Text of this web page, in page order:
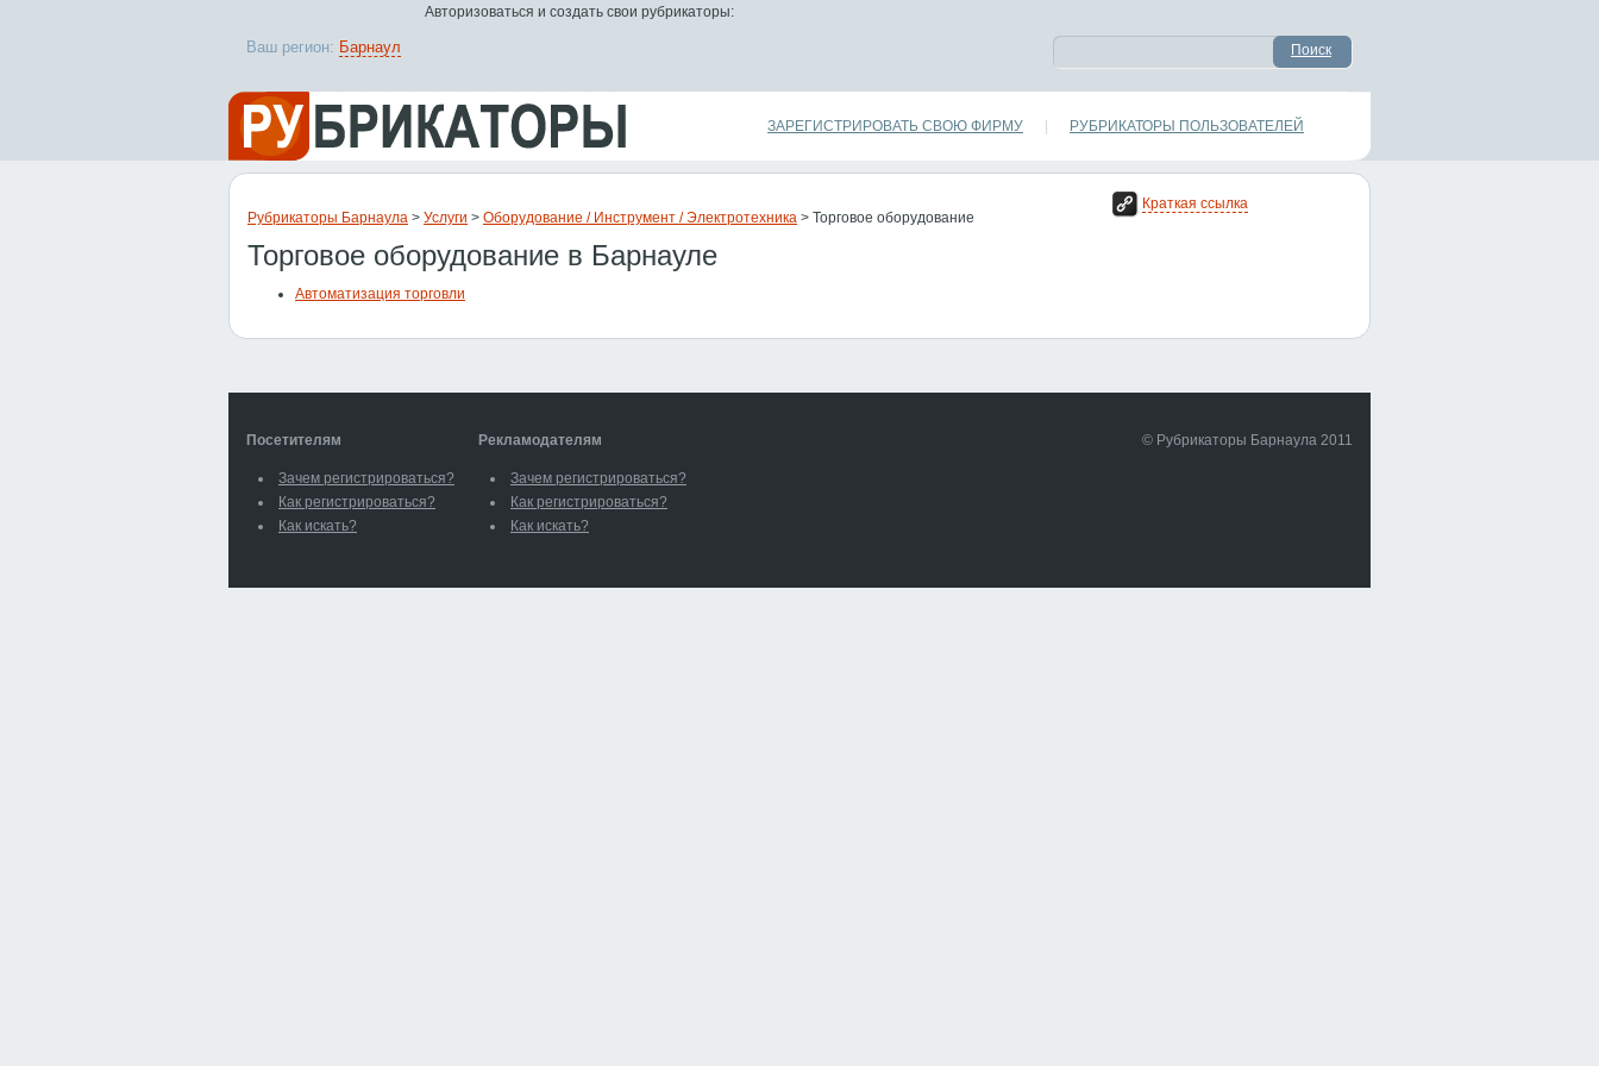
Рубрикаторы Барнаула > Услуги > Оборудование / Инструмент / Электротехника > Торговое оборудование
Торговое оборудование в Барнауле
Автоматизация торговли
Краткая ссылка
© Рубрикаторы Барнаула 2011
Посетителям
Зачем регистрироваться?
Как регистрироваться?
Как искать?
Рекламодателям
Зачем регистрироваться?
Как регистрироваться?
Как искать?
Ваш регион: Барнаул Поиск
Авторизоваться и создать свои рубрикаторы:
ЗАРЕГИСТРИРОВАТЬ СВОЮ ФИРМУ РУБРИКАТОРЫ ПОЛЬЗОВАТЕЛЕЙ